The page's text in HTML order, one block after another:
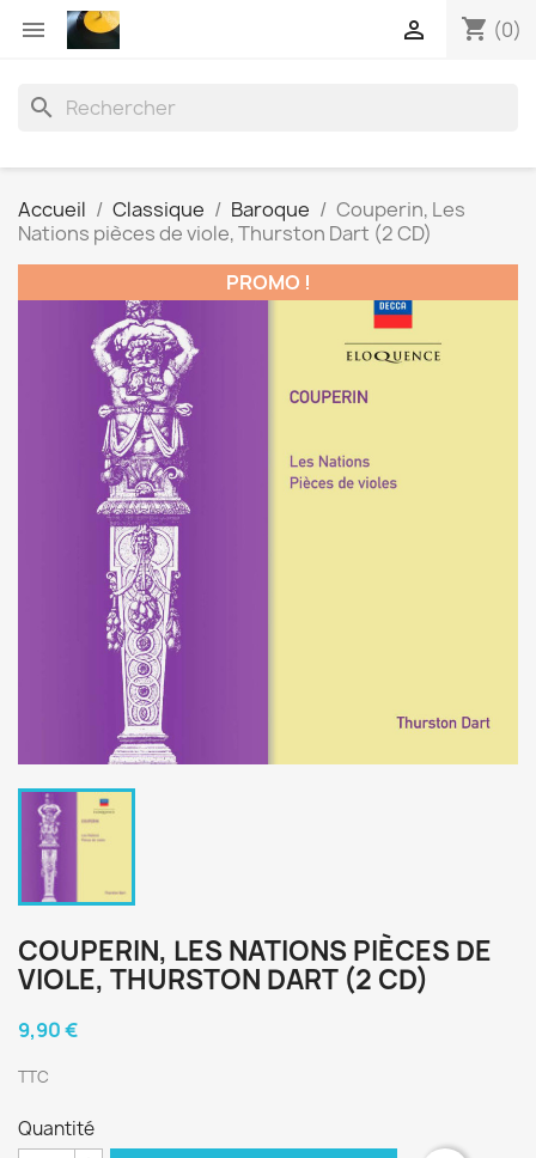
 shopping_cart (0)

search
Accueil Classique Baroque
Couperin, Les
Nations pièces de viole, Thurston Dart (2 CD)
PROMO !
COUPERIN, LES NATIONS PIÈCES DE
VIOLE, THURSTON DART (2 CD)
9,90 €
TTC
Quantité